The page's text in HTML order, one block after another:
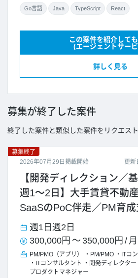
Go言語 Java TypeScript React
詳しく見る
この案件を紹介して
(エージェントサー
募集が終了した案件
終了した案件と類似した案件をリクエス
更新
募集終了
2026年07月29日掲載開始
【開発ディレクション／
週1～2日】大手賃貸不動
SaaSのPoC伴走／PM育成
週1日 週2日
300,000円 ～ 350,000円 /
PM/PMO（アプリ） PM/PMO
ITコ
ITコンサルタント
開発ディレクター
プロダクトマネジャー